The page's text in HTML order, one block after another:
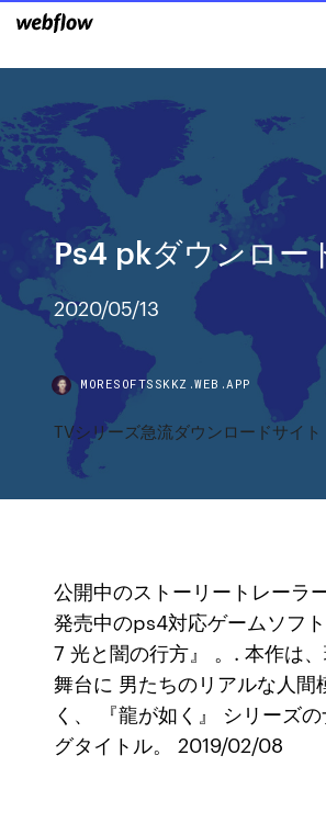
Ps4 pkダウンロー
2020/05/13
MORESOFTSSKKZ.WEB.APP
TVシリーズ急流ダウンロードサイト
公開中のストーリートレーラ
発売中のps4対応ゲームソフ
7 光と闇の行方』 。. 本作は
舞台に 男たちのリアルな人間
く、 『龍が如く』 シリーズ
グタイトル。 2019/02/08